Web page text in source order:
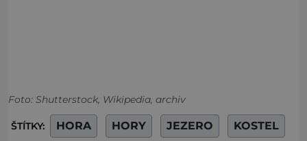
Foto: Shutterstock, Wikipedia, archiv
ŠTÍTKY: HORA HORY JEZERO KOSTEL